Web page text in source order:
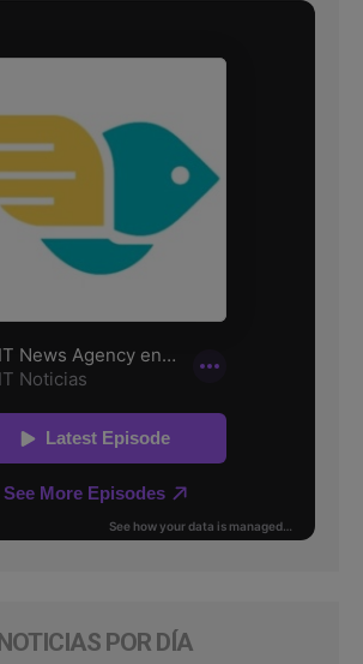
NOTICIAS POR DÍA